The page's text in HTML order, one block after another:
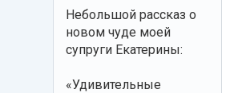
Небольшой рассказ о
новом чуде моей
супруги Екатерины:
«Удивительные